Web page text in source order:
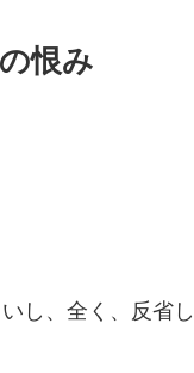
恨み
し、全く、反省し